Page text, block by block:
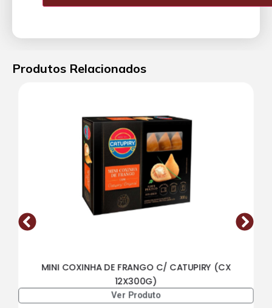
Produtos Relacionados
MINI COXINHA DE FRANGO C/ CATUPIRY (CX
12X300G)
Ver Produto